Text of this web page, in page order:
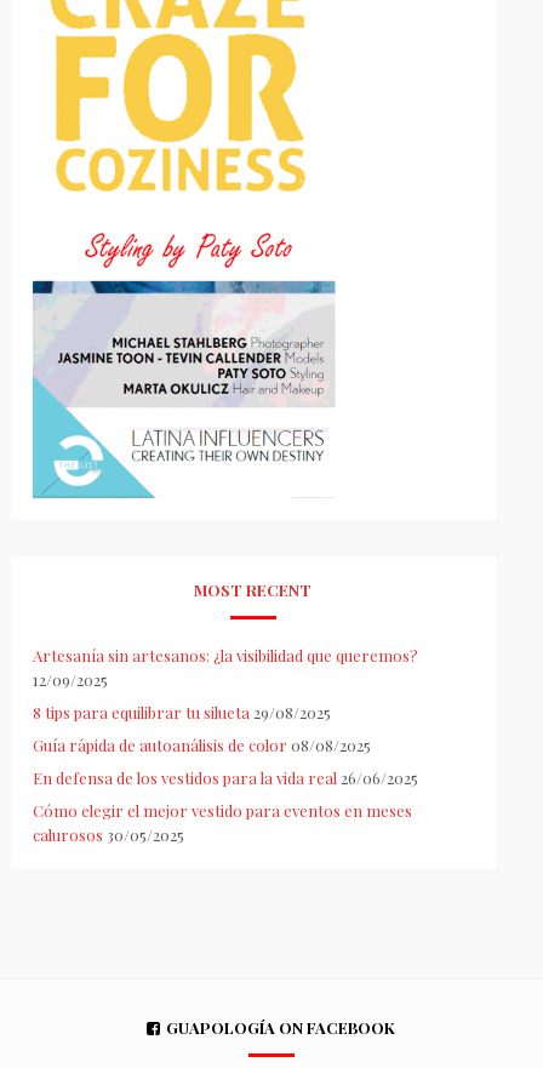
MOST RECENT
Artesanía sin artesanos: ¿la visibilidad que queremos?
12/09/2025
8 tips para equilibrar tu silueta 29/08/2025
Guía rápida de autoanálisis de color 08/08/2025
En defensa de los vestidos para la vida real 26/06/2025
Cómo elegir el mejor vestido para eventos en meses
calurosos 30/05/2025
GUAPOLOGÍA ON FACEBOOK